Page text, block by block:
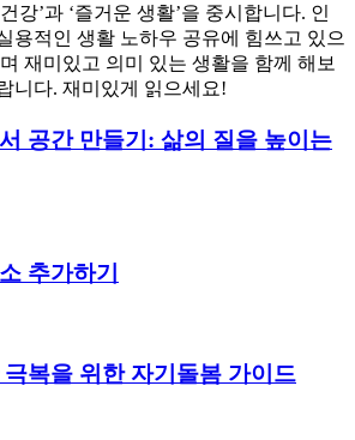
강’과 ‘즐거운 생활’을 중시합니다. 인
용적인 생활 노하우 공유에 힘쓰고 있으
재미있고 의미 있는 생활을 함께 해보
니다. 재미있게 읽으세요!
공간 만들기: 삶의 질을 높이는
추가하기
복을 위한 자기돌봄 가이드